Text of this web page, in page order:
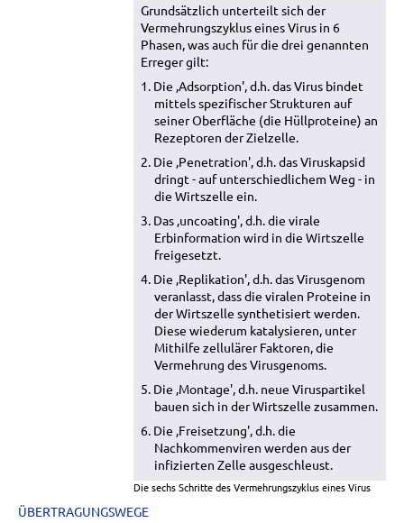
Grundsätzlich unterteilt sich der
Vermehrungszyklus eines Virus in 6
Phasen, was auch für die drei genannten
Erreger gilt:
1. Die ‚Adsorption', d.h. das Virus bindet
mittels spezifischer Strukturen auf
seiner Oberfläche (die Hüllproteine) an
Rezeptoren der Zielzelle.
2. Die ‚Penetration', d.h. das Viruskapsid
dringt - auf unterschiedlichem Weg - in
die Wirtszelle ein.
3. Das ‚uncoating', d.h. die virale
Erbinformation wird in die Wirtszelle
freigesetzt.
4. Die ‚Replikation', d.h. das Virusgenom
veranlasst, dass die viralen Proteine in
der Wirtszelle synthetisiert werden.
Diese wiederum katalysieren, unter
Mithilfe zellulärer Faktoren, die
Vermehrung des Virusgenoms.
5. Die ‚Montage', d.h. neue Viruspartikel
bauen sich in der Wirtszelle zusammen.
6. Die ‚Freisetzung', d.h. die
Nachkommenviren werden aus der
infizierten Zelle ausgeschleust.
Die sechs Schritte des Vermehrungszyklus eines Virus
ÜBERTRAGUNGSWEGE